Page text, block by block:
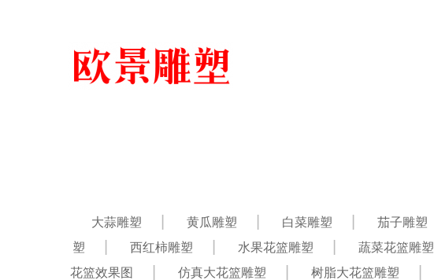
大蒜雕塑 黄瓜雕塑 白菜雕塑 茄子雕塑
塑
西红柿雕塑 水果花篮雕塑 蔬菜花篮雕塑
花篮效果图
仿真大花篮雕塑 树脂大花篮雕塑